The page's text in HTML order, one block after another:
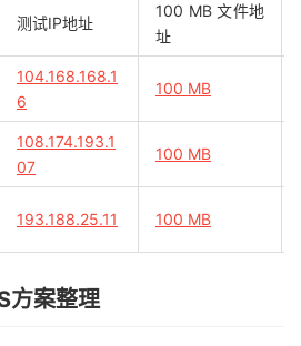
测试IP地址
100 MB 文件地
址
104.168.168.1
6
100 MB
108.174.193.1
07
100 MB
193.188.25.11 100 MB
案整理